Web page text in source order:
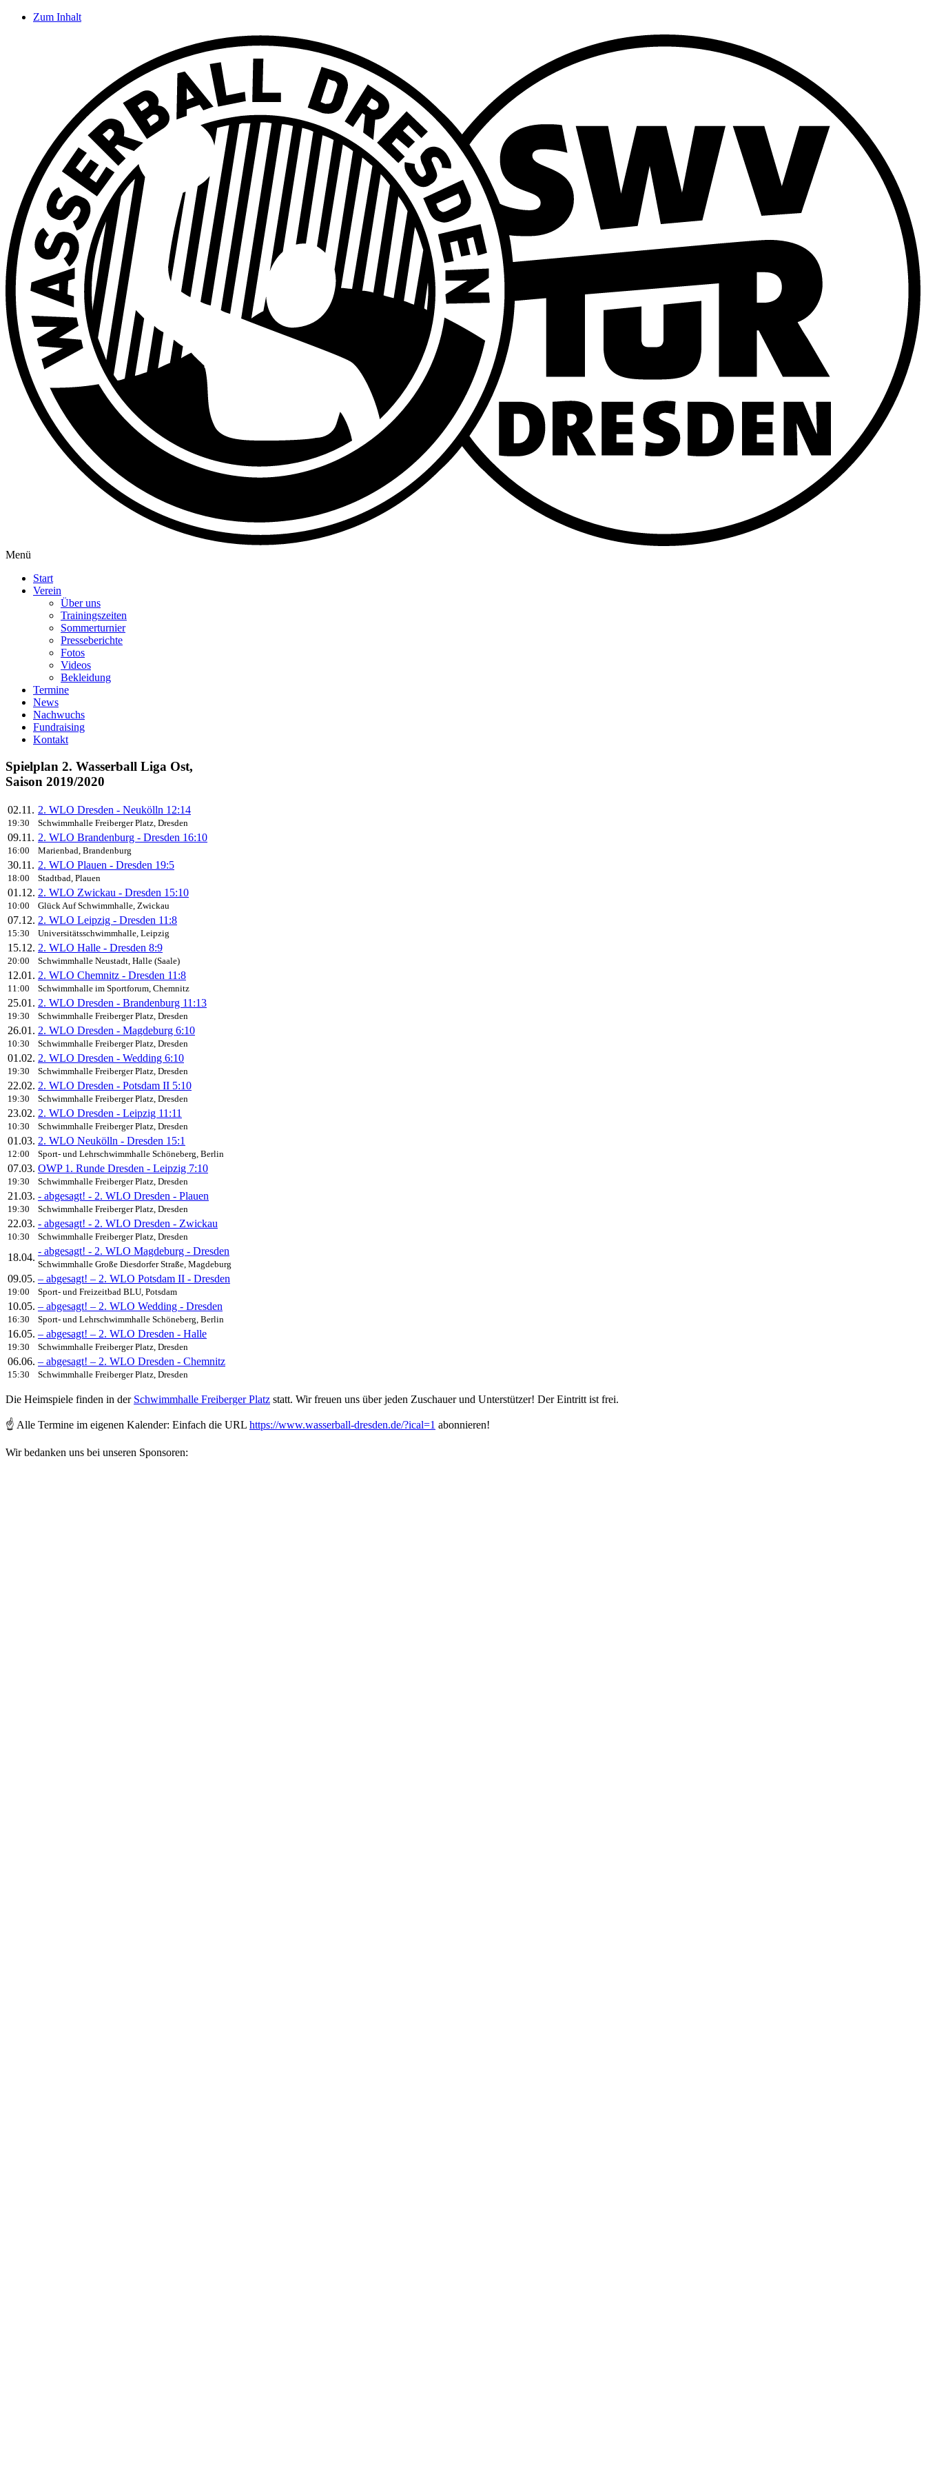
Zum Inhalt
Menü
Start
Verein
Über uns
Trainingszeiten
Sommerturnier
Presseberichte
Fotos
Videos
Bekleidung
Termine
News
Nachwuchs
Fundraising
Kontakt
Spielplan 2. Wasserball Liga Ost,
Saison 2019/2020
02.11.
19:30
2. WLO Dresden - Neukölln 12:14
Schwimmhalle Freiberger Platz, Dresden
09.11.
16:00
2. WLO Brandenburg - Dresden 16:10
Marienbad, Brandenburg
30.11.
18:00
2. WLO Plauen - Dresden 19:5
Stadtbad, Plauen
01.12.
10:00
2. WLO Zwickau - Dresden 15:10
Glück Auf Schwimmhalle, Zwickau
07.12.
15:30
2. WLO Leipzig - Dresden 11:8
Universitätsschwimmhalle, Leipzig
15.12.
20:00
2. WLO Halle - Dresden 8:9
Schwimmhalle Neustadt, Halle (Saale)
12.01.
11:00
2. WLO Chemnitz - Dresden 11:8
Schwimmhalle im Sportforum, Chemnitz
25.01.
19:30
2. WLO Dresden - Brandenburg 11:13
Schwimmhalle Freiberger Platz, Dresden
26.01.
10:30
2. WLO Dresden - Magdeburg 6:10
Schwimmhalle Freiberger Platz, Dresden
01.02.
19:30
2. WLO Dresden - Wedding 6:10
Schwimmhalle Freiberger Platz, Dresden
22.02.
19:30
2. WLO Dresden - Potsdam II 5:10
Schwimmhalle Freiberger Platz, Dresden
23.02.
10:30
2. WLO Dresden - Leipzig 11:11
Schwimmhalle Freiberger Platz, Dresden
01.03.
12:00
2. WLO Neukölln - Dresden 15:1
Sport- und Lehrschwimmhalle Schöneberg, Berlin
07.03.
19:30
OWP 1. Runde Dresden - Leipzig 7:10
Schwimmhalle Freiberger Platz, Dresden
21.03.
19:30
- abgesagt! - 2. WLO Dresden - Plauen
Schwimmhalle Freiberger Platz, Dresden
22.03.
10:30
- abgesagt! - 2. WLO Dresden - Zwickau
Schwimmhalle Freiberger Platz, Dresden
18.04.
- abgesagt! - 2. WLO Magdeburg - Dresden
Schwimmhalle Große Diesdorfer Straße, Magdeburg
09.05.
19:00
– abgesagt! – 2. WLO Potsdam II - Dresden
Sport- und Freizeitbad BLU, Potsdam
10.05.
16:30
– abgesagt! – 2. WLO Wedding - Dresden
Sport- und Lehrschwimmhalle Schöneberg, Berlin
16.05.
19:30
– abgesagt! – 2. WLO Dresden - Halle
Schwimmhalle Freiberger Platz, Dresden
06.06.
15:30
– abgesagt! – 2. WLO Dresden - Chemnitz
Schwimmhalle Freiberger Platz, Dresden
Die Heimspiele finden in der Schwimmhalle Freiberger Platz statt. Wir freuen uns über jeden Zuschauer und Unterstützer! Der Eintritt ist frei.
☝️ Alle Termine im eigenen Kalender: Einfach die URL https://www.wasserball-dresden.de/?ical=1 abonnieren!
Wir bedanken uns bei unseren Sponsoren: